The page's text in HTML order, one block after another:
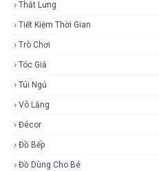
Thắt Lưng
Tiết Kiệm Thời Gian
Trò Chơi
Tóc Giả
Túi Ngủ
Vô Lăng
Đécor
Đồ Bếp
Đồ Dùng Cho Bé